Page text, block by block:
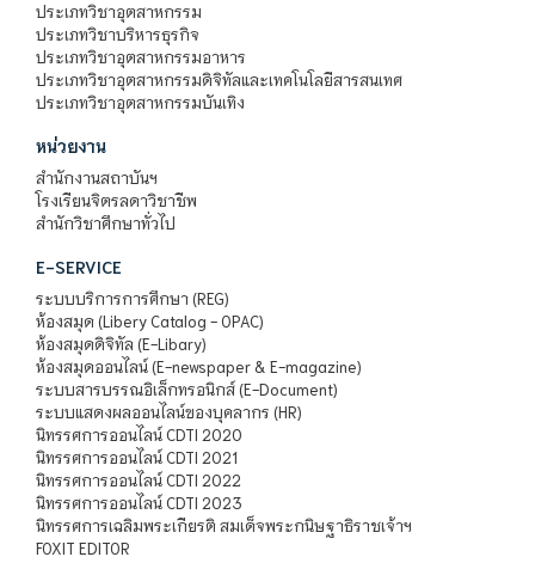
ประเภทวิชาอุตสาหกรรม
ประเภทวิชาบริหารธุรกิจ
ประเภทวิชาอุตสาหกรรมอาหาร
ประเภทวิชาอุตสาหกรรมดิจิทัลและเทคโนโลยีสารสนเทศ
ประเภทวิชาอุตสาหกรรมบันเทิง
หน่วยงาน
สำนักงานสถาบันฯ
โรงเรียนจิตรลดาวิชาชีพ
สำนักวิชาศึกษาทั่วไป
E-SERVICE
ระบบบริการการศึกษา (REG)
ห้องสมุด (Libery Catalog - OPAC)
ห้องสมุดดิจิทัล (E-Libary)
ห้องสมุดออนไลน์ (E-newspaper & E-magazine)
ระบบสารบรรณอิเล็กทรอนิกส์ (E-Document)
ระบบแสดงผลออนไลน์ของบุคลากร (HR)
นิทรรศการออนไลน์ CDTI 2020
นิทรรศการออนไลน์ CDTI 2021
นิทรรศการออนไลน์ CDTI 2022
นิทรรศการออนไลน์ CDTI 2023
นิทรรศการเฉลิมพระเกียรติ สมเด็จพระกนิษฐาธิราชเจ้าฯ
FOXIT EDITOR